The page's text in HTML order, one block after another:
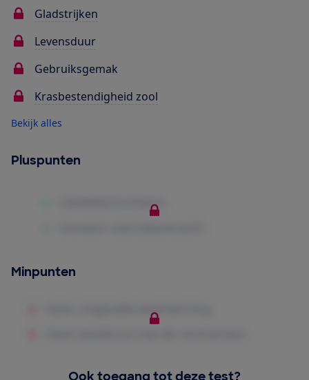
Gladstrijken
Levensduur
Gebruiksgemak
Krasbestendigheid zool
Bekijk alles
Pluspunten
Minpunten
Ook toegang tot deze test?